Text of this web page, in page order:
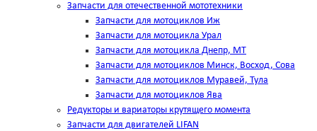
Запчасти для отечественной мототехники
Запчасти для мотоциклов Иж
Запчасти для мотоцикла Урал
Запчасти для мотоцикла Днепр, МТ
Запчасти для мотоциклов Минск, Восход, Сова
Запчасти для мотоциклов Муравей, Тула
Запчасти для мотоциклов Ява
Редукторы и вариаторы крутящего момента
Запчасти для двигателей LIFAN